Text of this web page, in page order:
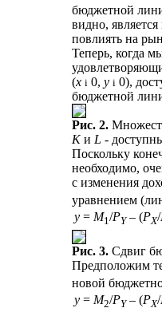
бюджетной
видно,
повлиять на
Теперь, когда
(x i 0, y i 0),
бюджетной
Рис. 2.
Kи L -
Поскольку
необходимо,
с изменения
уравнением
y = M1/PY– (PX/
Рис. 3. Сдвиг
Предположим
новой
y = M2/PY– (PX/